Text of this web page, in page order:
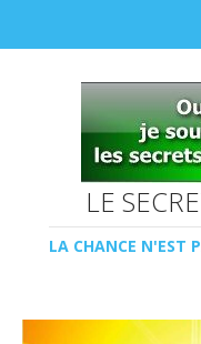
LE
LA CHANCE N'EST